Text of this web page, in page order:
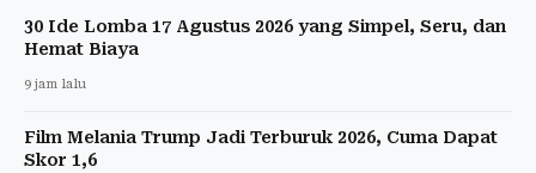
30 Ide Lomba 17 Agustus 2026 yang Simpel, Seru, dan
Hemat Biaya
9 jam lalu
Film Melania Trump Jadi Terburuk 2026, Cuma Dapat
Skor 1,6